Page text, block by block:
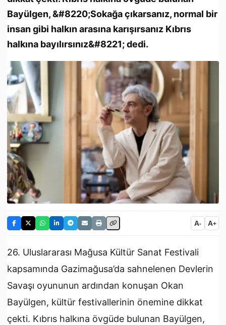
Bayülgen, &#8220;Sokağa çıkarsanız, normal bir
insan gibi halkın arasına karışırsanız Kıbrıs
halkına bayılırsınız&#8221; dedi.
A- A+
26. Uluslararası Mağusa Kültür Sanat Festivali
kapsamında Gazimağusa’da sahnelenen Devlerin
Savaşı oyununun ardından konuşan Okan
Bayülgen, kültür festivallerinin önemine dikkat
çekti. Kıbrıs halkına övgüde bulunan Bayülgen,